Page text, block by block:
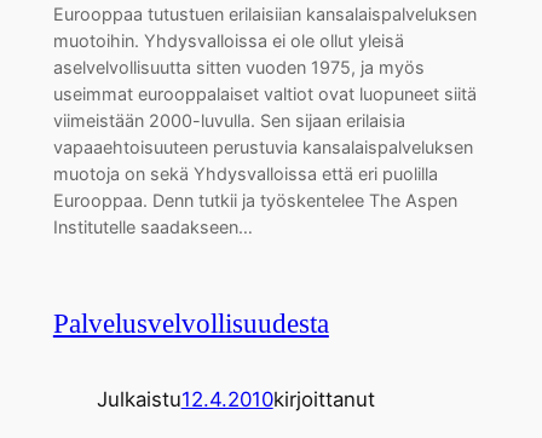
Eurooppaa tutustuen erilaisiian kansalaispalveluksen
muotoihin. Yhdysvalloissa ei ole ollut yleisä
aselvelvollisuutta sitten vuoden 1975, ja myös
useimmat eurooppalaiset valtiot ovat luopuneet siitä
viimeistään 2000-luvulla. Sen sijaan erilaisia
vapaaehtoisuuteen perustuvia kansalaispalveluksen
muotoja on sekä Yhdysvalloissa että eri puolilla
Eurooppaa. Denn tutkii ja työskentelee The Aspen
Institutelle saadakseen…
Palvelusvelvollisuudesta
Julkaistu12.4.2010kirjoittanut